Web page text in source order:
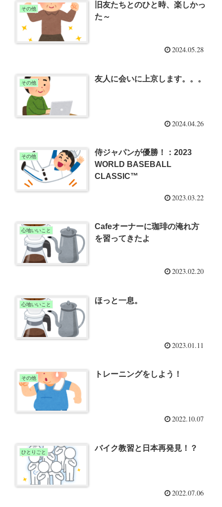
その他
旧友たちとのひと時、楽しかっ
た～
2024.05.28
その他 友人に会いに上京します。。。
2024.04.26
その他
侍ジャパンが優勝！：2023
WORLD BASEBALL
CLASSIC™
2023.03.22
心地いいこと
Cafeオーナーに珈琲の淹れ方
を習ってきたよ
2023.02.20
心地いいこと ほっと一息。
2023.01.11
その他 トレーニングをしよう！
2022.10.07
ひとりごと バイク教習と日本再発見！？
2022.07.06